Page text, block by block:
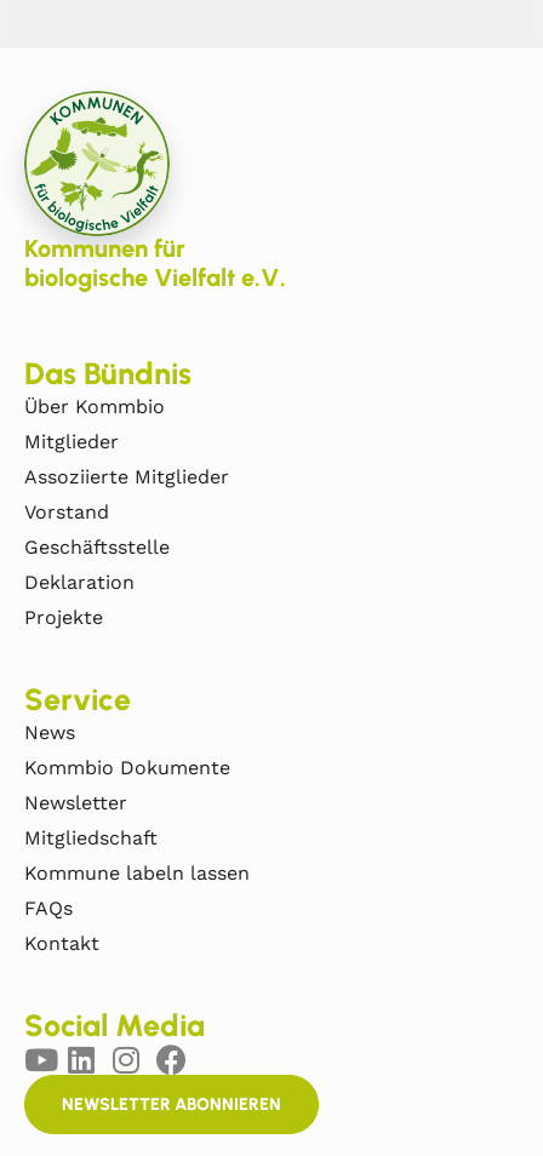
Kommunen für
biologische Vielfalt e.V.
Das Bündnis
Über Kommbio
Mitglieder
Assoziierte Mitglieder
Vorstand
Geschäftsstelle
Deklaration
Projekte
Service
News
Kommbio Dokumente
Newsletter
Mitgliedschaft
Kommune labeln lassen
FAQs
Kontakt
Social Media
NEWSLETTER ABONNIEREN